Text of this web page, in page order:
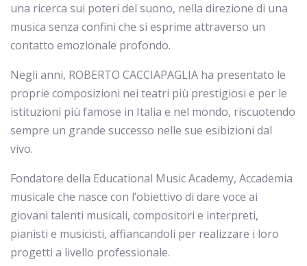
una ricerca sui poteri del suono, nella direzione di una
musica senza confini che si esprime attraverso un
contatto emozionale profondo.
Negli anni, ROBERTO CACCIAPAGLIA ha presentato le
proprie composizioni nei teatri più prestigiosi e per le
istituzioni più famose in Italia e nel mondo, riscuotendo
sempre un grande successo nelle sue esibizioni dal
vivo.
Fondatore della Educational Music Academy, Accademia
musicale che nasce con l’obiettivo di dare voce ai
giovani talenti musicali, compositori e interpreti,
pianisti e musicisti, affiancandoli per realizzare i loro
progetti a livello professionale.